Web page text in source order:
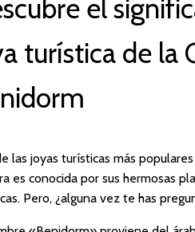
el
turística de la
las joyas turísticas más
es conocida por sus hermosas
Pero, ¿alguna vez te has